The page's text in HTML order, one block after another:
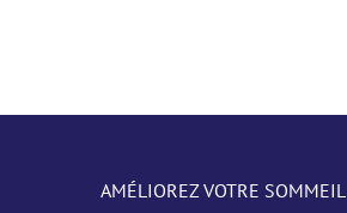
AMÉLIOREZ VOTRE SOMMEIL